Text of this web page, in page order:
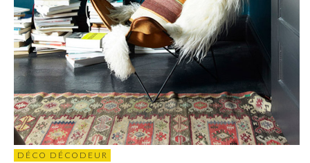
DÉCO DÉCODEUR